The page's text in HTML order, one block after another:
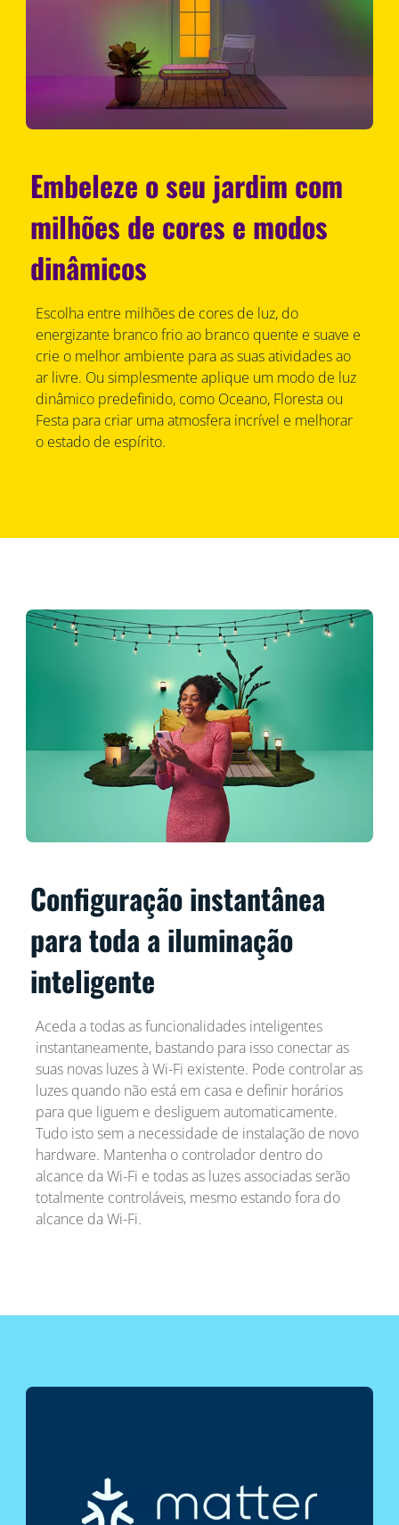
Embeleze o seu jardim com
milhões de cores e modos
dinâmicos
Escolha entre milhões de cores de luz, do
energizante branco frio ao branco quente e suave e
crie o melhor ambiente para as suas atividades ao
ar livre. Ou simplesmente aplique um modo de luz
dinâmico predefinido, como Oceano, Floresta ou
Festa para criar uma atmosfera incrível e melhorar
o estado de espírito.
Configuração instantânea
para toda a iluminação
inteligente
Aceda a todas as funcionalidades inteligentes
instantaneamente, bastando para isso conectar as
suas novas luzes à Wi-Fi existente. Pode controlar as
luzes quando não está em casa e definir horários
para que liguem e desliguem automaticamente.
Tudo isto sem a necessidade de instalação de novo
hardware. Mantenha o controlador dentro do
alcance da Wi-Fi e todas as luzes associadas serão
totalmente controláveis, mesmo estando fora do
alcance da Wi-Fi.